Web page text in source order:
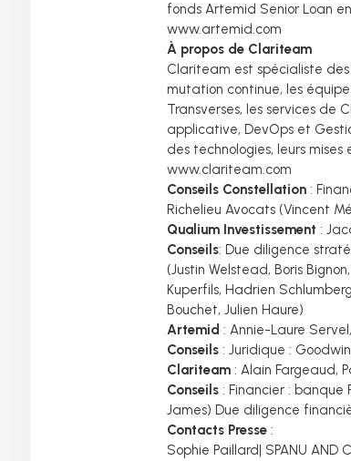
fonds Artemid Senior Loan en
www.artemid.com
À propos de Clariteam
Clariteam est spécialiste
mutation continue, les
Transverses, les services de
applicative, DevOps et
des technologies, leurs
www.clariteam.com
Conseils Constellation :
Richelieu Avocats (Vincent
Qualium Investissement :
Conseils: Due diligence
(Justin Welstead, Boris
Kuperfils, Hadrien
Bouchet, Julien Haure)
Artemid : Annie-Laure
Conseils : Juridique :
Clariteam : Alain Fargeaud,
Conseils : Financier : banque
James) Due diligence
Contacts Presse :
Sophie Paillard| SPANU AND